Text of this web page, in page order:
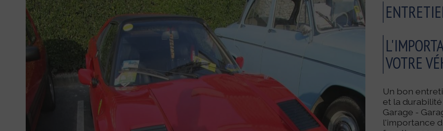
VOTRE
Un bon
et la
Garage -
l'importance